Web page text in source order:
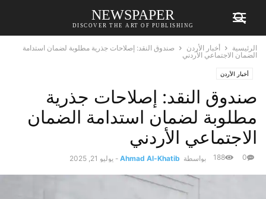
NEWSPAPER
DISCOVER THE ART OF PUBLISHING
الرئيسية أخبار الأردن
صندوق النقد: إصلاحات جذرية مطلوبة لضمان استدامة
الضمان الاجتماعي الأردني
أخبار الأردن
صندوق النقد: إصلاحات جذرية
مطلوبة لضمان استدامة الضمان
الاجتماعي الأردني
بواسطة Ahmad Al-Khatib
- يوليو 21, 2025 0
188